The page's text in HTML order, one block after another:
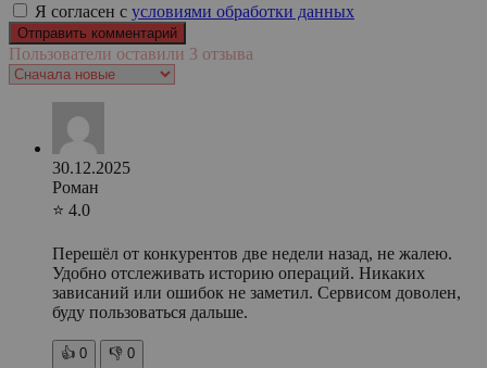
Я согласен с условиями обработки данных
Пользователи оставили 3 отзыва
30.12.2025
Роман
⭐ 4.0
Перешёл от конкурентов две недели назад, не жалею.
Удобно отслеживать историю операций. Никаких
зависаний или ошибок не заметил. Сервисом доволен,
буду пользоваться дальше.
👍 0 👎 0